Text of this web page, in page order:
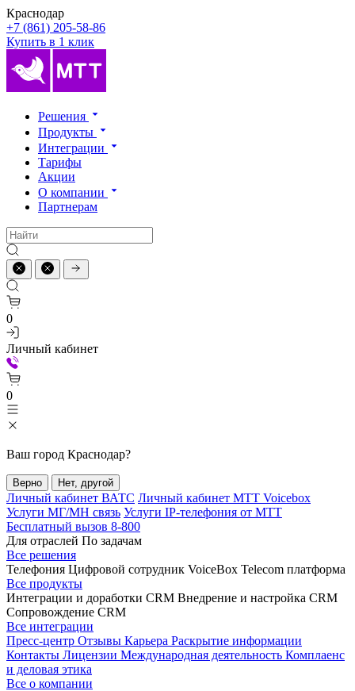
Краснодар
+7 (861) 205-58-86
Купить в 1 клик
Решения
Продукты
Интеграции
Тарифы
Акции
О компании
Партнерам
0
Личный кабинет
0
Ваш город Краснодар?
Верно Нет, другой
Личный кабинет ВАТС Личный кабинет МТТ Voicebox
Услуги МГ/МН связь Услуги IP-телефония от МТТ
Бесплатный вызов 8-800
Для отраслей По задачам
Все решения
Телефония Цифровой сотрудник VoiceBox Telecom платформа
Все продукты
Интеграции и доработки CRM Внедрение и настройка CRM
Сопровождение CRM
Все интеграции
Пресс-центр Отзывы Карьера Раскрытие информации
Контакты Лицензии Международная деятельность Комплаенс
и деловая этика
Все о компании